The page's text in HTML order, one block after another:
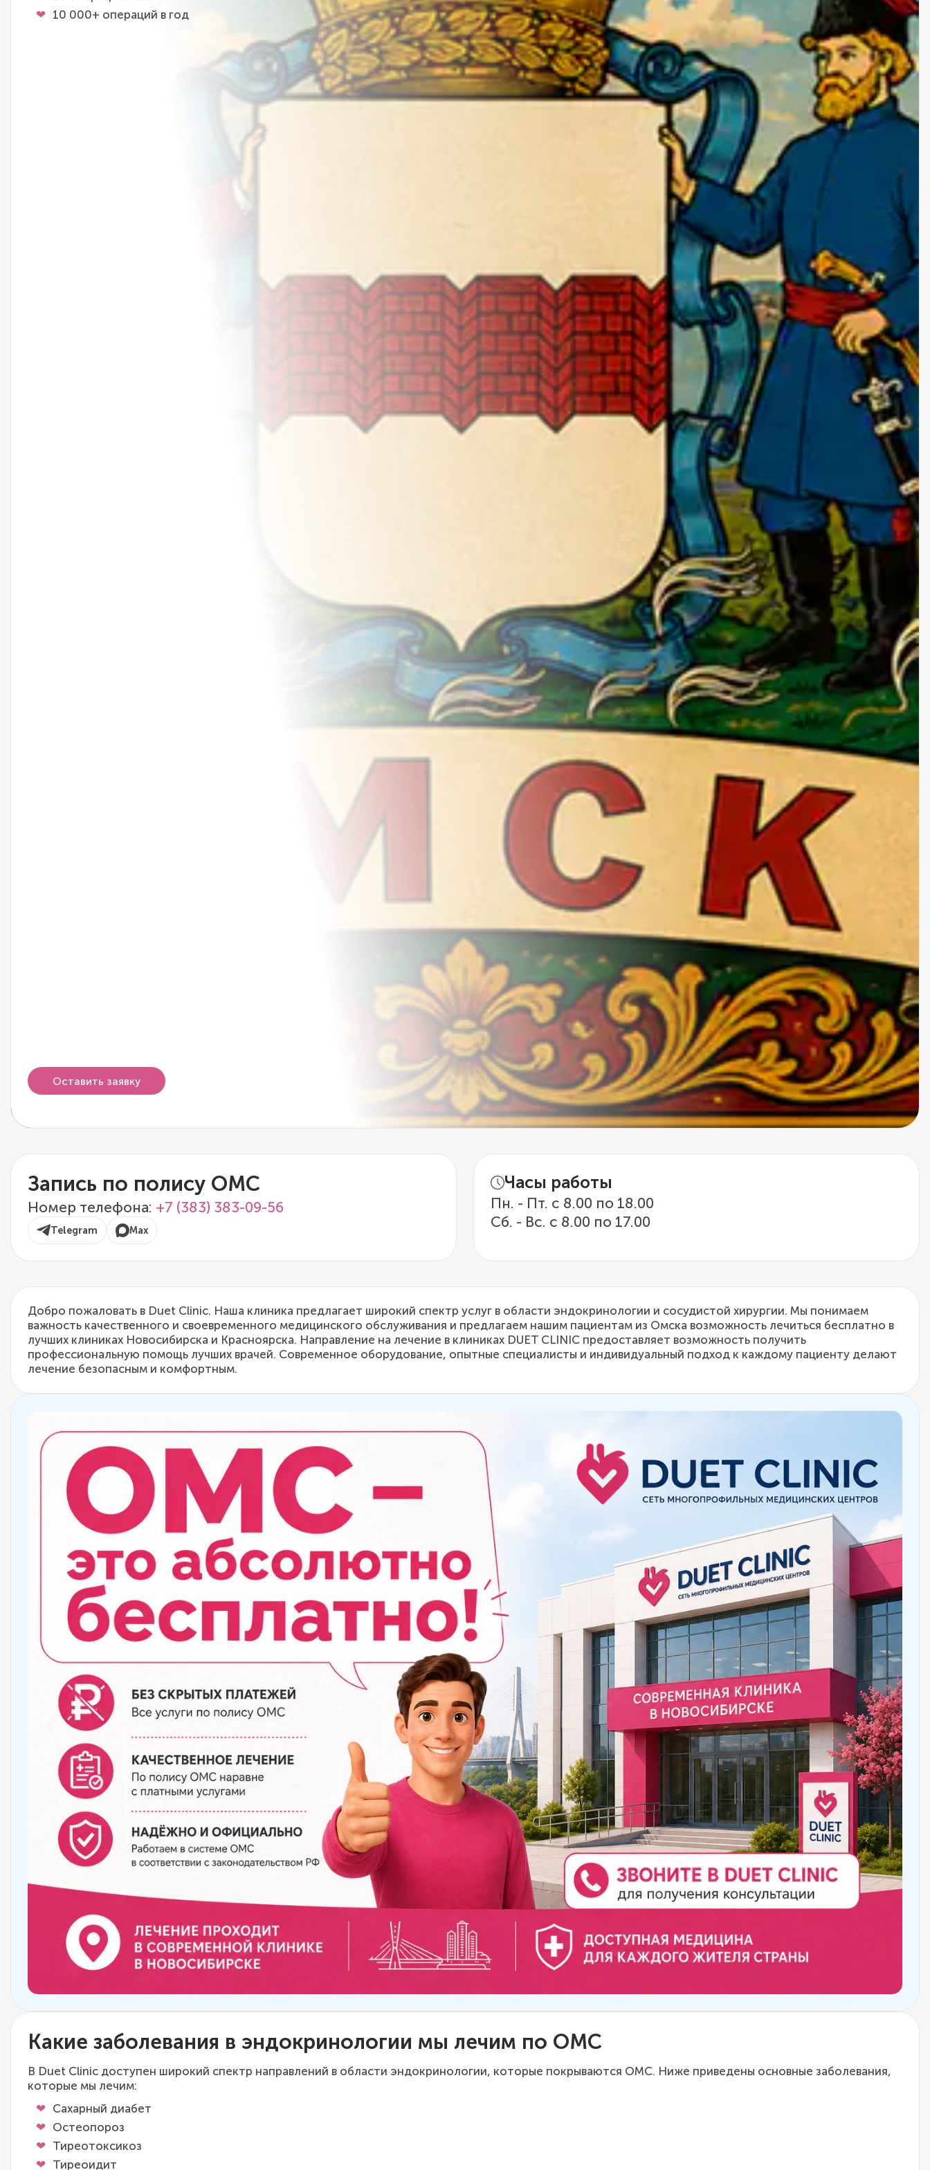
10 000+ операций в год
Оставить заявку
Запись по полису ОМС
Номер телефона: +7 (383) 383-09-56
Telegram Max
Часы работы
Пн. - Пт. с 8.00 по 18.00
Сб. - Вс. с 8.00 по 17.00
Добро пожаловать в Duet Clinic. Наша клиника предлагает широкий спектр услуг в области эндокринологии и сосудистой хирургии. Мы понимаем
важность качественного и своевременного медицинского обслуживания и предлагаем нашим пациентам из Омска возможность лечиться бесплатно в
лучших клиниках Новосибирска и Красноярска. Направление на лечение в клиниках DUET CLINIC предоставляет возможность получить
профессиональную помощь лучших врачей. Современное оборудование, опытные специалисты и индивидуальный подход к каждому пациенту делают
лечение безопасным и комфортным.
Какие заболевания в эндокринологии мы лечим по ОМС
В Duet Clinic доступен широкий спектр направлений в области эндокринологии, которые покрываются ОМС. Ниже приведены основные заболевания,
которые мы лечим:
Сахарный диабет
Остеопороз
Тиреотоксикоз
Тиреоидит